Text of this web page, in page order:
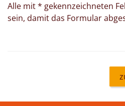
Alle mit* gekennzeichneten
sein, damit das Formular